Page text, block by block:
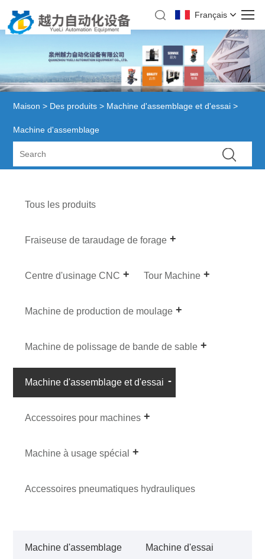
Français
Maison > Des produits > Machine d'assemblage et d'essai >
Machine d'assemblage
Tous les produits
Fraiseuse de taraudage de forage
Centre d'usinage CNC Tour Machine
Machine de production de moulage
Machine de polissage de bande de sable
Machine d'assemblage et d'essai
Accessoires pour machines
Machine à usage spécial
Accessoires pneumatiques hydrauliques
Machine d'assemblage Machine d'essai